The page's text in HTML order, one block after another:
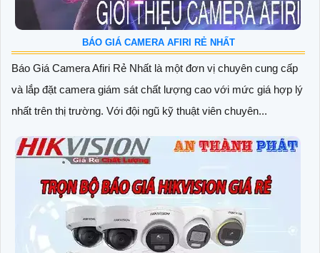
BÁO GIÁ CAMERA AFIRI RẺ NHẤT
Báo Giá Camera Afiri Rẻ Nhất là một đơn vị chuyên cung cấp
và lắp đặt camera giám sát chất lượng cao với mức giá hợp lý
nhất trên thị trường. Với đội ngũ kỹ thuật viên chuyên...